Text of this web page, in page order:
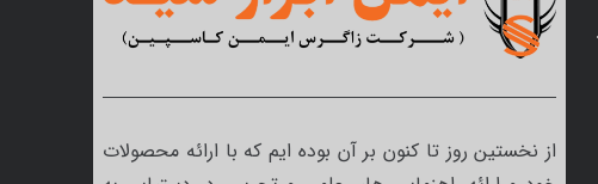
از نخستین روز تا کنون بر آن بوده ایم که با ارائه محصولات